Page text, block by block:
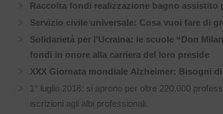
Raccolta fondi realizzazione bagno assistito
Servizio civile universale: Cosa vuoi fare di
Solidarietà per l’Ucraina: le scuole “Don
fondi in onore alla carriera del loro preside
XXX Giornata mondiale Alzheimer: Bisogni
1° luglio 2018: si aprono per oltre 220.000
iscrizioni agli albi professionali.